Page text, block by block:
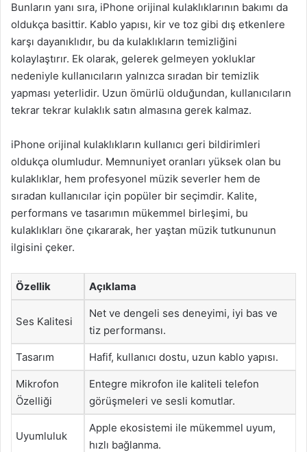
Bunların yanı sıra, iPhone orijinal kulaklıklarının bakımı da
oldukça basittir. Kablo yapısı, kir ve toz gibi dış etkenlere
karşı dayanıklıdır, bu da kulaklıkların temizliğini
kolaylaştırır. Ek olarak, gelerek gelmeyen yokluklar
nedeniyle kullanıcıların yalnızca sıradan bir temizlik
yapması yeterlidir. Uzun ömürlü olduğundan, kullanıcıların
tekrar tekrar kulaklık satın almasına gerek kalmaz.
iPhone orijinal kulaklıkların kullanıcı geri bildirimleri
oldukça olumludur. Memnuniyet oranları yüksek olan bu
kulaklıklar, hem profesyonel müzik severler hem de
sıradan kullanıcılar için popüler bir seçimdir. Kalite,
performans ve tasarımın mükemmel birleşimi, bu
kulaklıkları öne çıkararak, her yaştan müzik tutkununun
ilgisini çeker.
Özellik Açıklama
Ses Kalitesi
Net ve dengeli ses deneyimi, iyi bas ve
tiz performansı.
Tasarım Hafif, kullanıcı dostu, uzun kablo yapısı.
Mikrofon
Özelliği
Entegre mikrofon ile kaliteli telefon
görüşmeleri ve sesli komutlar.
Uyumluluk
Apple ekosistemi ile mükemmel uyum,
hızlı bağlanma.